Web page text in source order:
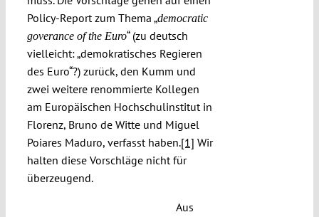
Policy-Report zum Thema „democratic
goverance of the Euro“ (zu deutsch
vielleicht: „demokratisches Regieren
des Euro“?) zurück, den Kumm und
zwei weitere renommierte Kollegen
am Europäischen Hochschulinstitut in
Florenz, Bruno de Witte und Miguel
Poiares Maduro, verfasst haben.[1] Wir
halten diese Vorschläge nicht für
überzeugend.
Aus